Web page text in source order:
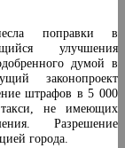
поправки в
улучшения
думой в
законопроект
штрафов в 5 000
не имеющих
Разрешение
города.